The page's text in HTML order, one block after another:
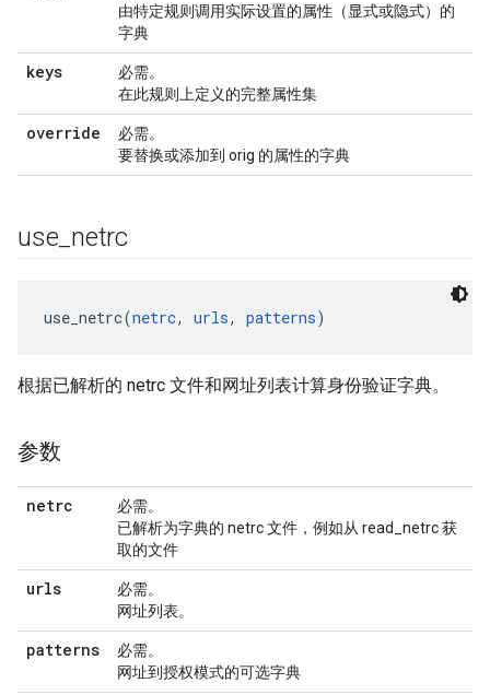
由特定规则调用实际设置的属性（显式或隐式）的
字典
keys
必需。
在此规则上定义的完整属性集
override
必需。
要替换或添加到 orig 的属性的字典
use netrc
use_netrc(netrc, urls, patterns
根据已解析的 netrc 文件和网址列表计算身份验证字典。
参数
netrc
必需。
已解析为字典的 netrc 文件，例如从 read_netrc 获
取的文件
urls
必需。
网址列表。
patterns
必需。
网址到授权模式的可选字典